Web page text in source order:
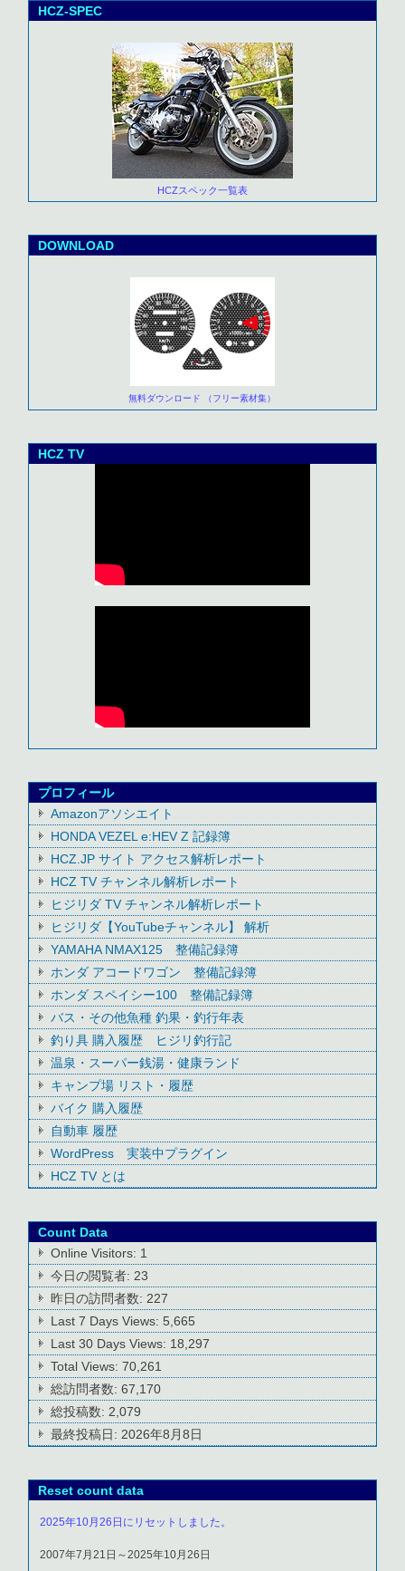
HCZ-SPEC
HCZスペック一覧表
DOWNLOAD
無料ダウンロード （フリー素材集）
HCZ TV
プロフィール
Amazonアソシエイト
HONDA VEZEL e:HEV Z 記録簿
HCZ.JP サイト アクセス解析レポート
HCZ TV チャンネル解析レポート
ヒジリダ TV チャンネル解析レポート
ヒジリダ【YouTubeチャンネル】 解析
YAMAHA NMAX125 整備記録簿
ホンダ アコードワゴン 整備記録簿
ホンダ スペイシー100 整備記録簿
バス・その他魚種 釣果・釣行年表
釣り具 購入履歴 ヒジリ釣行記
温泉・スーパー銭湯・健康ランド
キャンプ場 リスト・履歴
バイク 購入履歴
自動車 履歴
WordPress 実装中プラグイン
HCZ TV とは
Count Data
Online Visitors: 1
今日の閲覧者:23
昨日の訪問者数:227
Last 7 Days Views: 5,665
Last 30 Days Views: 18,297
Total Views:70,261
総訪問者数:67,170
総投稿数:2,079
最終投稿日:2026年8月8日
Reset count data
2025年10月26日にリセットしました。
2007年7月21日～2025年10月26日